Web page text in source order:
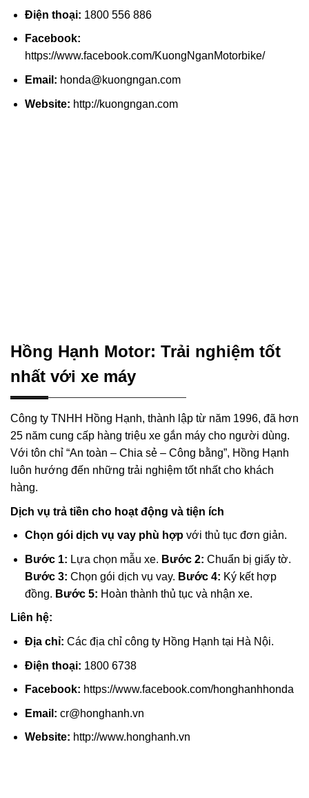
Điện thoại: 1800 556 886
Facebook:
https://www.facebook.com/KuongNganMotorbike/
Email: honda@kuongngan.com
Website: http://kuongngan.com
Hồng Hạnh Motor: Trải nghiệm tốt
nhất với xe máy
Công ty TNHH Hồng Hạnh, thành lập từ năm 1996, đã hơn
25 năm cung cấp hàng triệu xe gắn máy cho người dùng.
Với tôn chỉ “An toàn – Chia sẻ – Công bằng”, Hồng Hạnh
luôn hướng đến những trải nghiệm tốt nhất cho khách
hàng.
Dịch vụ trả tiền cho hoạt động và tiện ích
Chọn gói dịch vụ vay phù hợpvới thủ tục đơn giản.
Bước 1: Lựa chọn mẫu xe. Bước 2: Chuẩn bị giấy tờ.
Bước 3: Chọn gói dịch vụ vay. Bước 4: Ký kết hợp
đồng. Bước 5: Hoàn thành thủ tục và nhận xe.
Liên hệ:
Địa chỉ: Các địa chỉ công ty Hồng Hạnh tại Hà Nội.
Điện thoại: 1800 6738
Facebook: https://www.facebook.com/honghanhhonda
Email: cr@honghanh.vn
Website: http://www.honghanh.vn